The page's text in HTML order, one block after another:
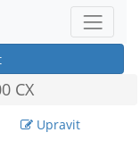
CX
Upravit